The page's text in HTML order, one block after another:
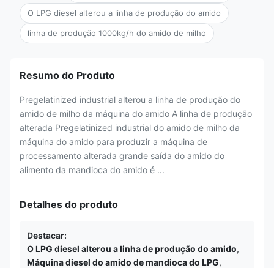
O LPG diesel alterou a linha de produção do amido
linha de produção 1000kg/h do amido de milho
Resumo do Produto
Pregelatinized industrial alterou a linha de produção do
amido de milho da máquina do amido A linha de produção
alterada Pregelatinized industrial do amido de milho da
máquina do amido para produzir a máquina de
processamento alterada grande saída do amido do
alimento da mandioca do amido é ...
Detalhes do produto
Destacar:
O LPG diesel alterou a linha de produção do amido,
Máquina diesel do amido de mandioca do LPG,